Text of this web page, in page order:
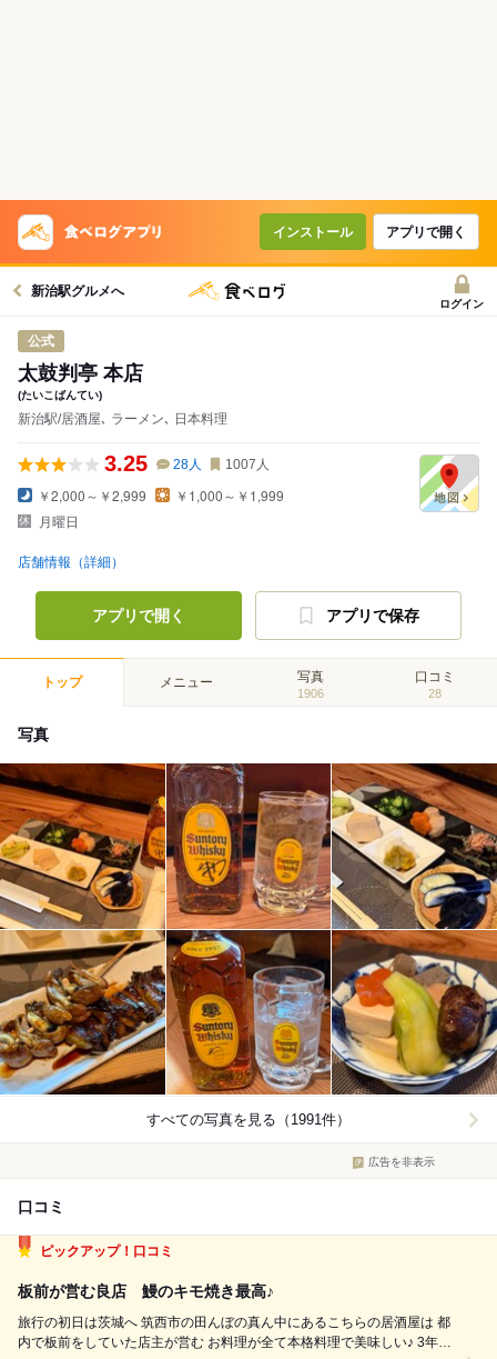
インストール アプリで開く
新治駅グルメへ
ログイン
公式
太鼓判亭 本店
(たいこばんてい)
新治駅/居酒屋､ ラーメン､ 日本料理
3.25 28人 1007 人
￥2,000～￥2,999
￥1,000～￥1,999
月曜日
店舗情報（詳細）
アプリで開く アプリで保存
トップ メニュー 写真
1906
口コミ
28
写真
すべての写真を見る（1991件）
広告を非表示
口コミ
ピックアップ！口コミ
板前が営む良店 鰻のキモ焼き最高♪
旅行の初日は茨城へ 筑西市の田んぼの真ん中にあるこちらの居酒屋は 都
内で板前をしていた店主が営む お料理が全て本格料理で美味しい♪ 3年ぶ